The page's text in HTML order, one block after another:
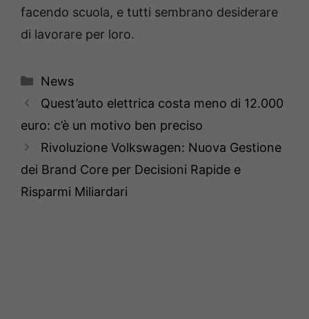
facendo scuola, e tutti sembrano desiderare
di lavorare per loro.
Categorie
News
Quest’auto elettrica costa meno di 12.000
euro: c’è un motivo ben preciso
Rivoluzione Volkswagen: Nuova Gestione
dei Brand Core per Decisioni Rapide e
Risparmi Miliardari